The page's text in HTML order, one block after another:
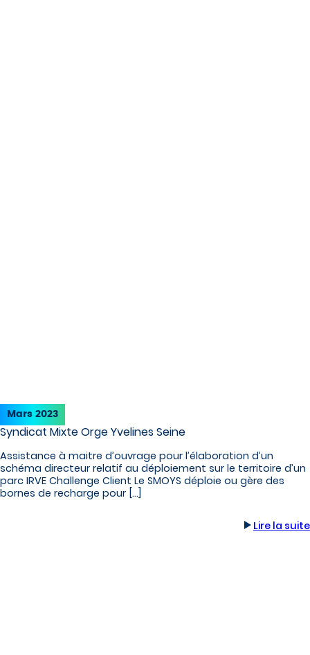
Mars 2023
Syndicat Mixte Orge Yvelines Seine
Assistance à maitre d’ouvrage pour l’élaboration d’un
schéma directeur relatif au déploiement sur le territoire d’un
parc IRVE Challenge Client Le SMOYS déploie ou gère des
bornes de recharge pour […]
Lire la suite